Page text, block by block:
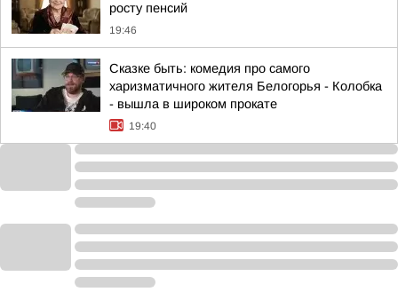
росту пенсий
19:46
Сказке быть: комедия про самого
харизматичного жителя Белогорья - Колобка
- вышла в широком прокате
19:40